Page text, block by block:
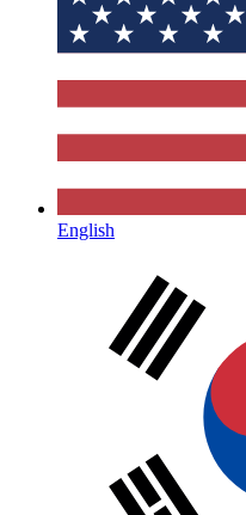
English